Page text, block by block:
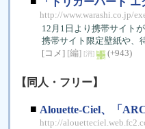
http://www.warashi.co.jp/
12月1日より携帯サイト
携帯サイト限定壁紙や、
[コメ] [編] [消] (+943)
【同人・フリー】
■ Alouette-Ciel、「
http://